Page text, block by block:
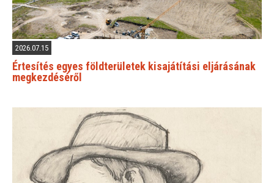
2026.07.15
Értesítés egyes földterületek kisajátítási eljárásának
megkezdéséről